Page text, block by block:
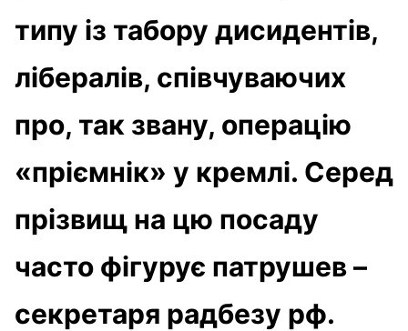
типу із табору дисидентів,
лібералів, співчуваючих
про, так звану, операцію
«пріємнік» у кремлі. Серед
прізвищ на цю посаду
часто фігурує патрушев –
секретаря радбезу рф.